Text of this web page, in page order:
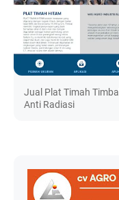
Jual Plat Timah Timbal
Anti Radiasi